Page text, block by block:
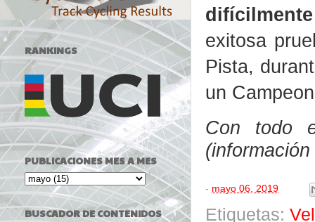
exitosa
Pista,
un
Con todo
- mayo 06, 2019
Etiquetas:
RANKINGS
PUBLICACIONES MES A MES
BUSCADOR DE CONTENIDOS